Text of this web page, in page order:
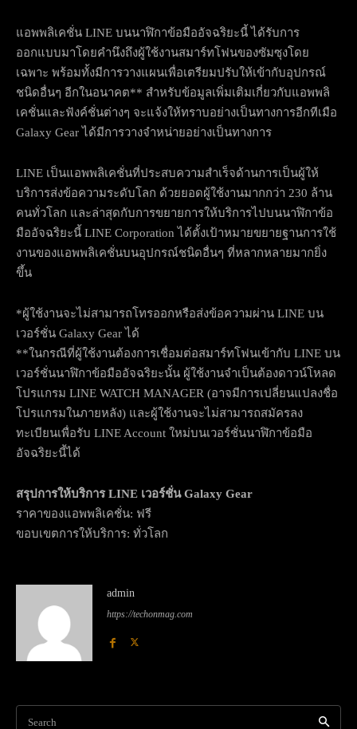
แอพพลิเคชั่น LINE บนนาฬิกาข้อมืออัจฉริยะนี้ ได้รับการ
ออกแบบมาโดยคำนึงถึงผู้ใช้งานสมาร์ทโฟนของซัมซุงโดย
เฉพาะ พร้อมทั้งมีการวางแผนเพื่อเตรียมปรับให้เข้ากับอุปกรณ์
ชนิดอื่นๆ อีกในอนาคต** สำหรับข้อมูลเพิ่มเติมเกี่ยวกับแอพพลิ
เคชั่นและฟังค์ชั่นต่างๆ จะแจ้งให้ทราบอย่างเป็นทางการอีกทีเมือ
Galaxy Gear ได้มีการวางจำหน่ายอย่างเป็นทางการ
LINE เป็นแอพพลิเคชั่นที่ประสบความสำเร็จด้านการเป็นผู้ให้
บริการส่งข้อความระดับโลก ด้วยยอดผู้ใช้งานมากกว่า 230 ล้าน
คนทั่วโลก และล่าสุดกับการขยายการให้บริการไปบนนาฬิกาข้อ
มืออัจฉริยะนี้ LINE Corporation ได้ตั้งเป้าหมายขยายฐานการใช้
งานของแอพพลิเคชั่นบนอุปกรณ์ชนิดอื่นๆ ที่หลากหลายมากยิ่ง
ขึ้น
*ผู้ใช้งานจะไม่สามารถโทรออกหรือส่งข้อความผ่าน LINE บน
เวอร์ชั่น Galaxy Gear ได้
**ในกรณีที่ผู้ใช้งานต้องการเชื่อมต่อสมาร์ทโฟนเข้ากับ LINE บน
เวอร์ชั่นนาฬิกาข้อมืออัจฉริยะนั้น ผู้ใช้งานจำเป็นต้องดาวน์โหลด
โปรแกรม LINE WATCH MANAGER (อาจมีการเปลี่ยนแปลงชื่อ
โปรแกรมในภายหลัง) และผู้ใช้งานจะไม่สามารถสมัครลง
ทะเบียนเพื่อรับ LINE Account ใหม่บนเวอร์ชั่นนาฬิกาข้อมือ
อัจฉริยะนี้ได้
สรุปการให้บริการ LINE เวอร์ชั่น Galaxy Gear
ราคาของแอพพลิเคชั่น: ฟรี
ขอบเขตการให้บริการ: ทั่วโลก
admin
https://techonmag.com
Search